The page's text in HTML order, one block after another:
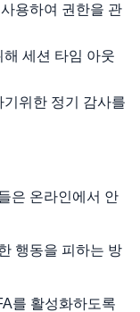
용하여 권한을 관
세션 타임 아웃
위한 정기 감사를
은 온라인에서 안
행동을 피하는 방
를 활성화하도록